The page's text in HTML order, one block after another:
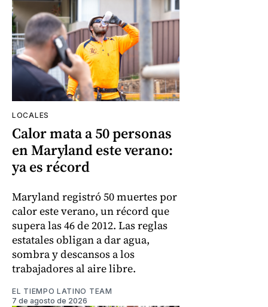
LOCALES
Calor mata a 50 personas
en Maryland este verano:
ya es récord
Maryland registró 50 muertes por
calor este verano, un récord que
supera las 46 de 2012. Las reglas
estatales obligan a dar agua,
sombra y descansos a los
trabajadores al aire libre.
EL TIEMPO LATINO TEAM
7 de agosto de 2026